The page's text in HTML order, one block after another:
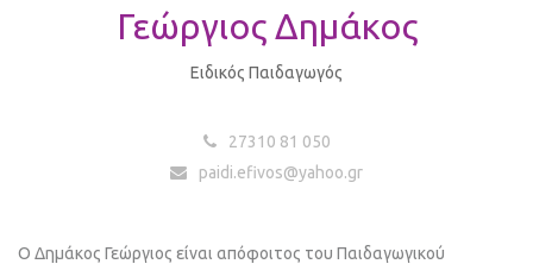
Γεώργιος Δημάκος
Ειδικός Παιδαγωγός
27310 81 050
paidi.efivos@yahoo.gr
Ο Δημάκος Γεώργιος είναι απόφοιτος του Παιδαγωγικού